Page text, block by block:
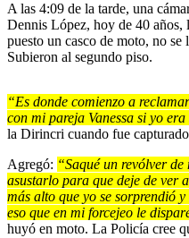
A las 4:09 de la tarde, una
Dennis López, hoy de 40 años,
puesto un casco de moto, no
Subieron al segundo piso.
“Es donde comienzo a
con mi pareja Vanessa si yo era
la Dirincri cuando fue
Agregó: “Saqué un revólver
asustarlo para que deje de ver
más alto que yo se sorprendió
eso que en mi forcejeo le
huyó en moto. La Policía cree